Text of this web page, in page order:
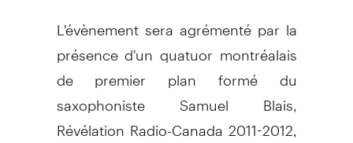
L'évènement sera agrémenté par la
présence d'un quatuor montréalais
de premier plan formé du
saxophoniste Samuel Blais,
Révélation Radio-Canada 2011-2012,